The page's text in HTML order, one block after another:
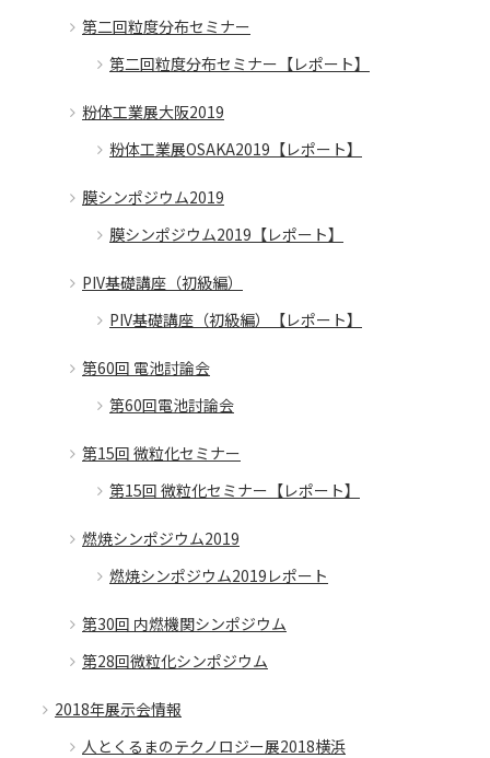
第二回粒度分布セミナー
第二回粒度分布セミナー【レポート】
粉体工業展大阪2019
粉体工業展OSAKA2019【レポート】
膜シンポジウム2019
膜シンポジウム2019【レポート】
PIV基礎講座（初級編）
PIV基礎講座（初級編）【レポート】
第60回 電池討論会
第60回電池討論会
第15回 微粒化セミナー
第15回 微粒化セミナー【レポート】
燃焼シンポジウム2019
燃焼シンポジウム2019レポート
第30回 内燃機関シンポジウム
第28回微粒化シンポジウム
2018年展示会情報
人とくるまのテクノロジー展2018横浜